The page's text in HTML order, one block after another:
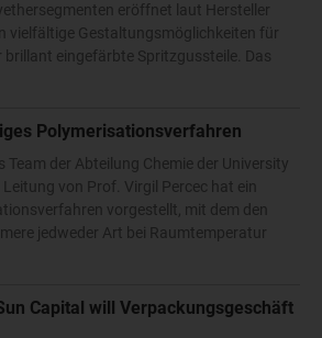
eröffnet laut Hersteller
vielfältige Gestaltungsmöglichkeiten für
brillant eingefärbte Spritzgussteile. Das
Polymerisationsverfahren
Team der Abteilung Chemie der University
von Prof. Virgil Percec hat ein
vorgestellt, mit dem den
jedweder Art bei Raumtemperatur
Capital will Verpackungsgeschäft